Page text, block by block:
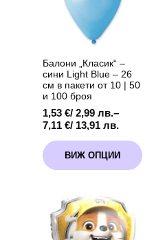
Балони „Класик“ –
сини Light Blue – 26
см в пакети от 10 | 50
и 100 броя
1,53 €/ 2,99 лв.–
7,11 €/ 13,91 лв.
Price
1,53 €
/
2,99 лв.
7,11 €
13,91 лв.
ВИЖ ОПЦИИ
This
product
has
variants.
options
may